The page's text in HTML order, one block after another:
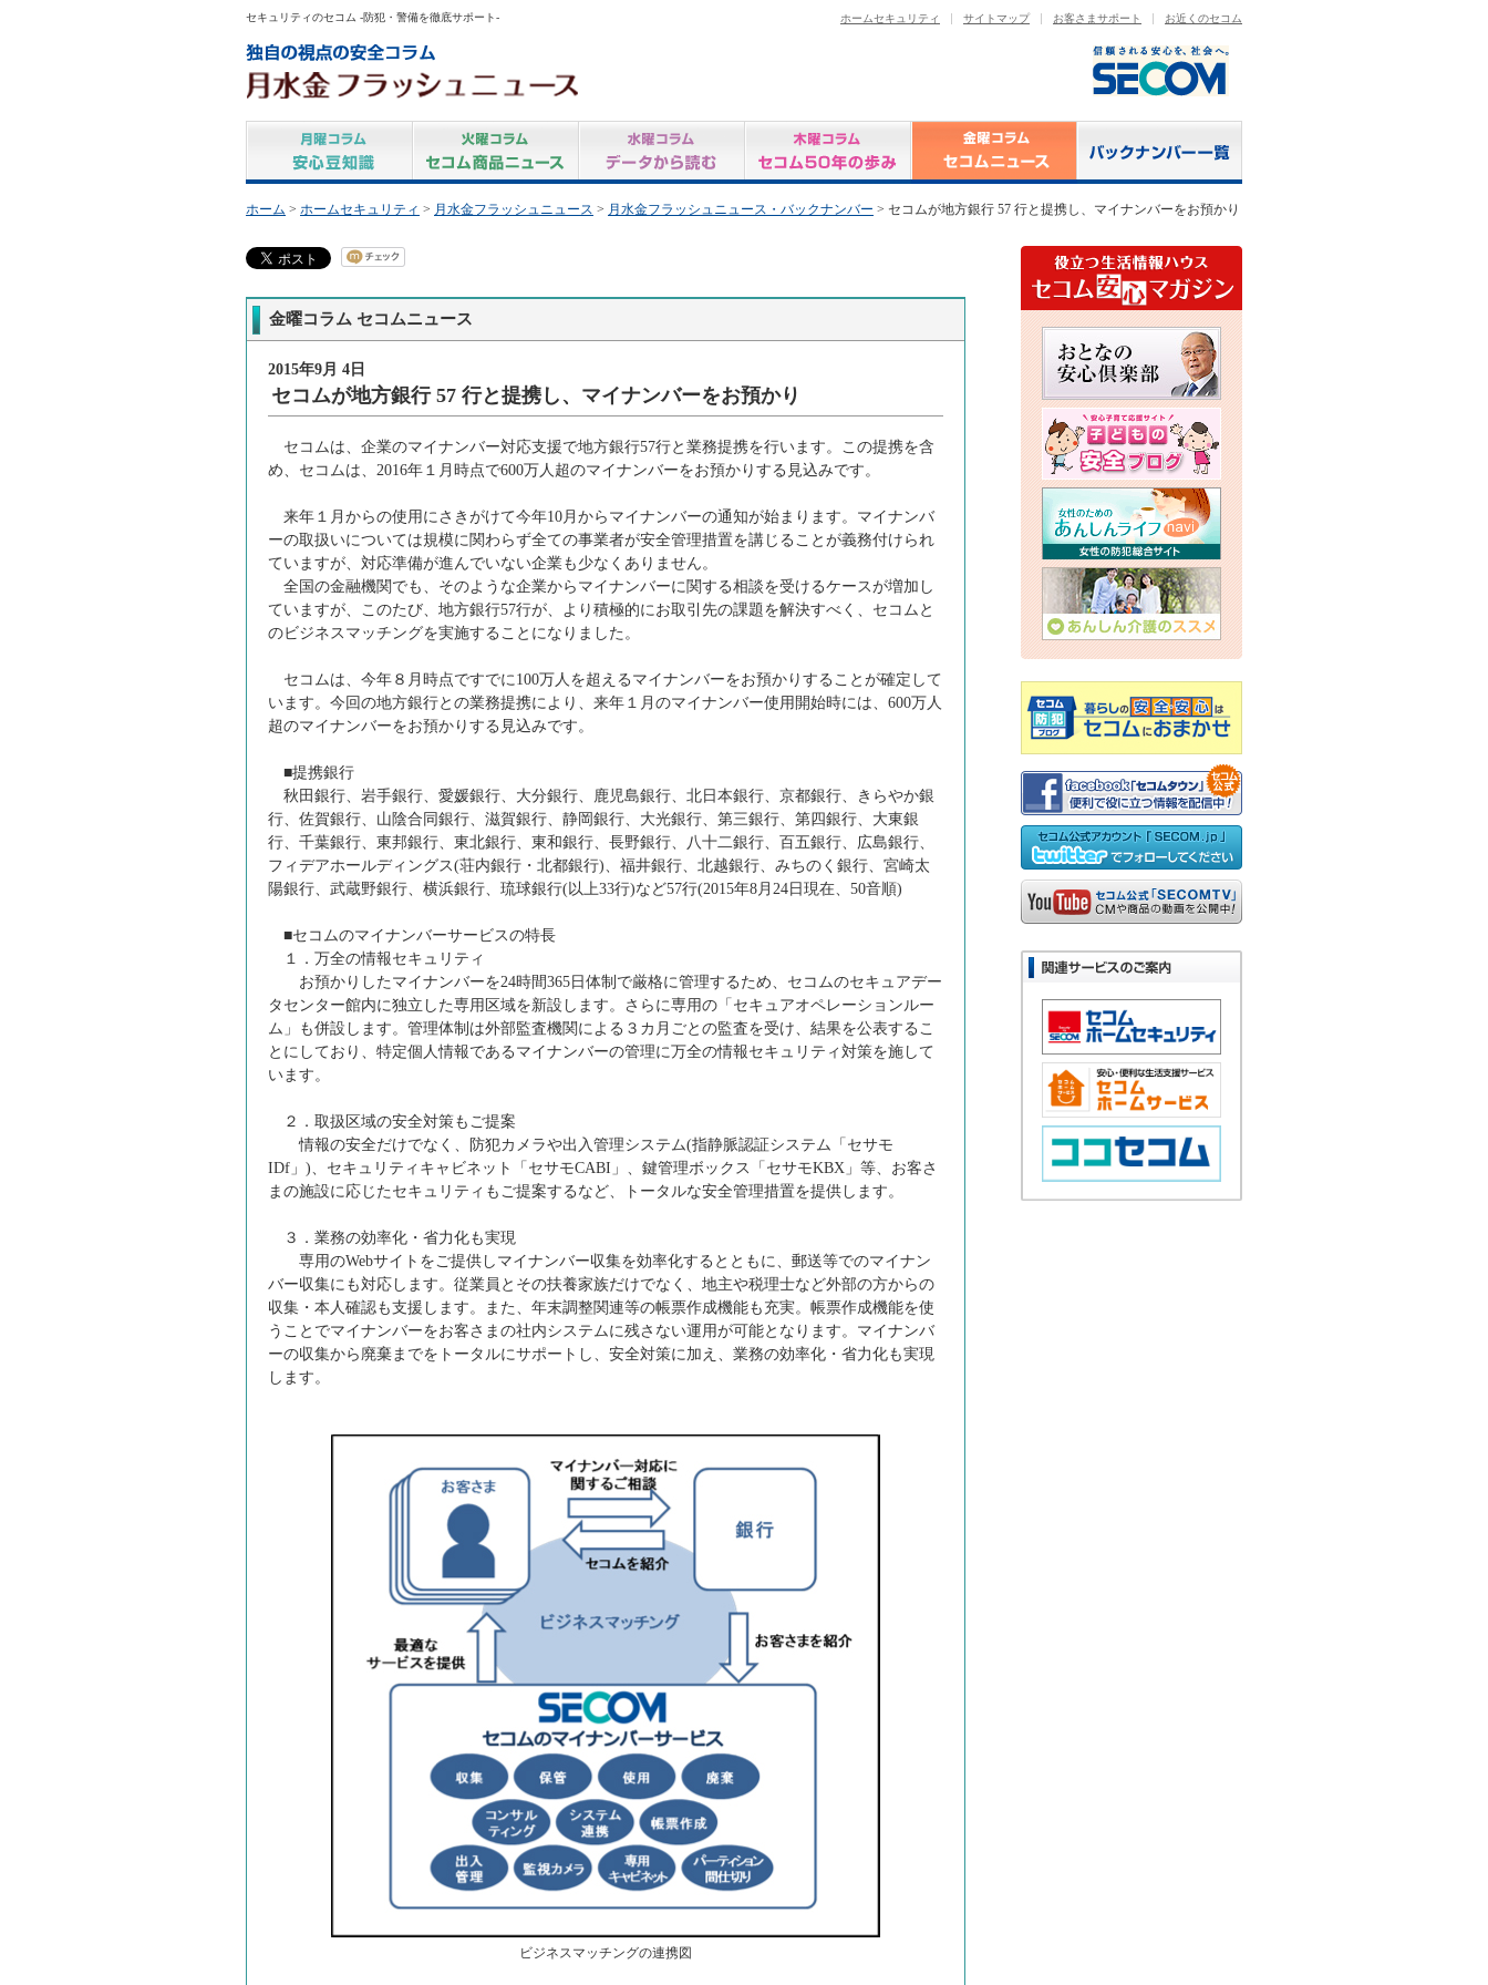
セキュリティのセコム -防犯・警備を徹底サポート- ホームセキュリティ サイトマップ お客さまサポート お近くのセコム
ホーム > ホームセキュリティ > 月水金フラッシュニュース > 月水金フラッシュニュース・バックナンバー > セコムが地方銀行 57 行と提携し、マイナンバーをお預かり
金曜コラム セコムニュース
2015年9月 4日
セコムが地方銀行 57 行と提携し、マイナンバーをお預かり
セコムは、企業のマイナンバー対応支援で地方銀行57行と業務提携を行います。この提携を含
め、セコムは、2016年１月時点で600万人超のマイナンバーをお預かりする見込みです。
来年１月からの使用にさきがけて今年10月からマイナンバーの通知が始まります。マイナンバ
ーの取扱いについては規模に関わらず全ての事業者が安全管理措置を講じることが義務付けられ
ていますが、対応準備が進んでいない企業も少なくありません。
全国の金融機関でも、そのような企業からマイナンバーに関する相談を受けるケースが増加し
ていますが、このたび、地方銀行57行が、より積極的にお取引先の課題を解決すべく、セコムと
のビジネスマッチングを実施することになりました。
セコムは、今年８月時点ですでに100万人を超えるマイナンバーをお預かりすることが確定して
います。今回の地方銀行との業務提携により、来年１月のマイナンバー使用開始時には、600万人
超のマイナンバーをお預かりする見込みです。
■提携銀行
秋田銀行、岩手銀行、愛媛銀行、大分銀行、鹿児島銀行、北日本銀行、京都銀行、きらやか銀
行、佐賀銀行、山陰合同銀行、滋賀銀行、静岡銀行、大光銀行、第三銀行、第四銀行、大東銀
行、千葉銀行、東邦銀行、東北銀行、東和銀行、長野銀行、八十二銀行、百五銀行、広島銀行、
フィデアホールディングス(荘内銀行・北都銀行)、福井銀行、北越銀行、みちのく銀行、宮崎太
陽銀行、武蔵野銀行、横浜銀行、琉球銀行(以上33行)など57行(2015年8月24日現在、50音順)
■セコムのマイナンバーサービスの特長
１．万全の情報セキュリティ
お預かりしたマイナンバーを24時間365日体制で厳格に管理するため、セコムのセキュアデー
タセンター館内に独立した専用区域を新設します。さらに専用の「セキュアオペレーションルー
ム」も併設します。管理体制は外部監査機関による３カ月ごとの監査を受け、結果を公表するこ
とにしており、特定個人情報であるマイナンバーの管理に万全の情報セキュリティ対策を施して
います。
２．取扱区域の安全対策もご提案
情報の安全だけでなく、防犯カメラや出入管理システム(指静脈認証システム「セサモ
IDf」)、セキュリティキャビネット「セサモCABI」、鍵管理ボックス「セサモKBX」等、お客さ
まの施設に応じたセキュリティもご提案するなど、トータルな安全管理措置を提供します。
３．業務の効率化・省力化も実現
専用のWebサイトをご提供しマイナンバー収集を効率化するとともに、郵送等でのマイナン
バー収集にも対応します。従業員とその扶養家族だけでなく、地主や税理士など外部の方からの
収集・本人確認も支援します。また、年末調整関連等の帳票作成機能も充実。帳票作成機能を使
うことでマイナンバーをお客さまの社内システムに残さない運用が可能となります。マイナンバ
ーの収集から廃棄までをトータルにサポートし、安全対策に加え、業務の効率化・省力化も実現
します。
ビジネスマッチングの連携図